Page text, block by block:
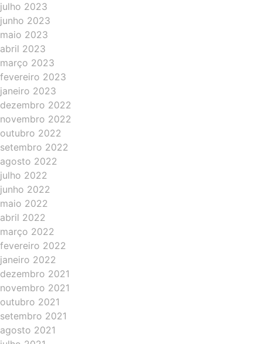
julho 2023
junho 2023
maio 2023
abril 2023
março 2023
fevereiro 2023
janeiro 2023
dezembro 2022
novembro 2022
outubro 2022
setembro 2022
agosto 2022
julho 2022
junho 2022
maio 2022
abril 2022
março 2022
fevereiro 2022
janeiro 2022
dezembro 2021
novembro 2021
outubro 2021
setembro 2021
agosto 2021